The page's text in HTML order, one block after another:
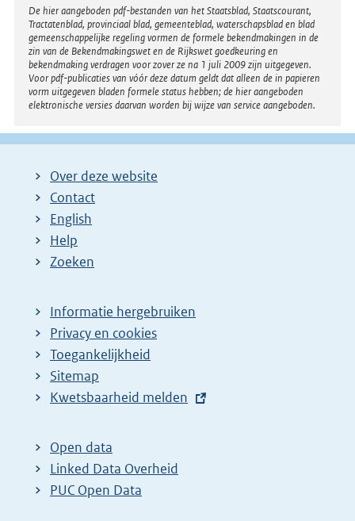
Disclaimer
De hier aangeboden pdf-bestanden van het Staatsblad, Staatscourant,
Tractatenblad, provinciaal blad, gemeenteblad, waterschapsblad en blad
gemeenschappelijke regeling vormen de formele bekendmakingen in de
zin van de Bekendmakingswet en de Rijkswet goedkeuring en
bekendmaking verdragen voor zover ze na 1 juli 2009 zijn uitgegeven.
Voor pdf-publicaties van vóór deze datum geldt dat alleen de in papieren
vorm uitgegeven bladen formele status hebben; de hier aangeboden
elektronische versies daarvan worden bij wijze van service aangeboden.
Over deze website
Contact
English
Help
Zoeken
Informatie hergebruiken
Privacy en cookies
Toegankelijkheid
Sitemap
E
t
e
r
Kwetsbaarheid melden
Open data
Linked Data Overheid
PUC Open Data